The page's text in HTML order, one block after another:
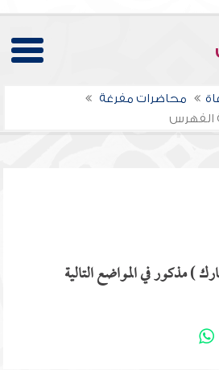
محاضرات مفرغة
) مذكور في المواضع التالية